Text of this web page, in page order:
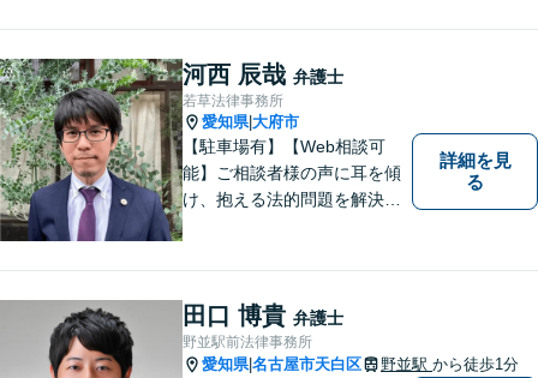
多数。
河西 辰哉 弁護士
若草法律事務所
愛知県|大府市
【駐車場有】【Web相談可
能】ご相談者様の声に耳を傾
け、抱える法的問題を解決す
て、明るい未来へと進みまし
ょう。 地域のみなさまからの
ご相談、お待ちしておりま
す。
詳細を見
る
田口 博貴 弁護士
野並駅前法律事務所
愛知県|名古屋市天白区 野並駅 から徒歩1分